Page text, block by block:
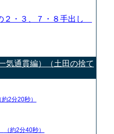
２・３、７・８手出し
気通貫編）（土田の捨て
約2分20秒）
（約2分40秒）